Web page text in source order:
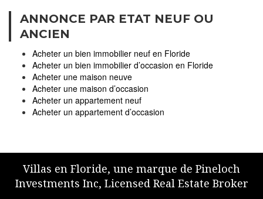
ANNONCE PAR ETAT NEUF OU
ANCIEN
Acheter un bien immobilier neuf en Floride
Acheter un bien immobilier d’occasion en Floride
Acheter une maison neuve
Acheter une maison d’occasion
Acheter un appartement neuf
Acheter un appartement d’occasion
Villas en Floride, une marque de Pineloch
Investments Inc, Licensed Real Estate Broker